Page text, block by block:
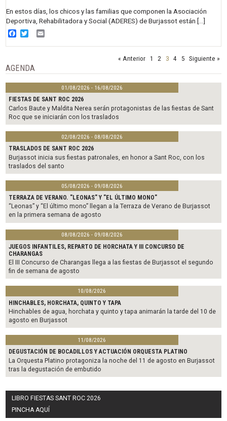
En estos días, los chicos y las familias que componen la Asociación
Deportiva, Rehabilitadora y Social (ADERES) de Burjassot están […]
Facebook
Twitter
« Anterior 1 2 3 4 5 Siguiente »
AGENDA
01/08/2026 - 16/08/2026
FIESTAS DE SANT ROC 2026
Carlos Baute y Maldita Nerea serán protagonistas de las fiestas de Sant
Roc que se iniciarán con los traslados
02/08/2026 - 08/08/2026
TRASLADOS DE SANT ROC 2026
Burjassot inicia sus fiestas patronales, en honor a Sant Roc, con los
traslados del santo
05/08/2026 - 09/08/2026
TERRAZA DE VERANO. "LEONAS" Y "EL ÚLTIMO MONO"
“Leonas” y “El último mono” llegan a la Terraza de Verano de Burjassot
en la primera semana de agosto
08/08/2026 - 09/08/2026
JUEGOS INFANTILES, REPARTO DE HORCHATA Y III CONCURSO DE
CHARANGAS
El III Concurso de Charangas llega a las fiestas de Burjassot el segundo
fin de semana de agosto
10/08/2026
HINCHABLES, HORCHATA, QUINTO Y TAPA
Hinchables de agua, horchata y quinto y tapa animarán la tarde del 10 de
agosto en Burjassot
11/08/2026
DEGUSTACIÓN DE BOCADILLOS Y ACTUACIÓN ORQUESTA PLATINO
La Orquesta Platino protagoniza la noche del 11 de agosto en Burjassot
tras la degustación de embutido
LIBRO FIESTAS SANT ROC 2026
PINCHA AQUÍ